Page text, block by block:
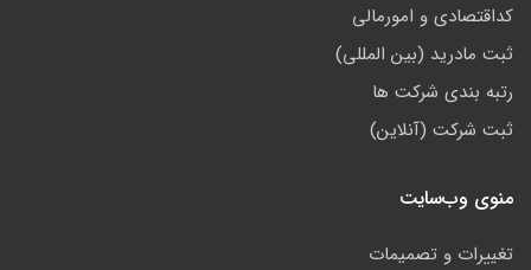
کداقتصادی و امورمالی
ثبت مادرید (بین المللی)
رتبه بندی شرکت ها
ثبت شرکت (آنلاین)
منوی وب‌سایت
تغییرات و تصمیمات